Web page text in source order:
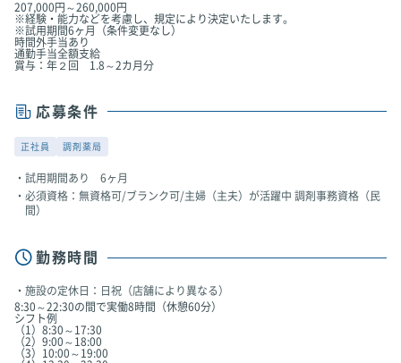
207,000円～260,000円
※経験・能力などを考慮し、規定により決定いたします。
※試用期間6ヶ月（条件変更なし）
時間外手当あり
通勤手当全額支給
賞与：年２回 1.8～2カ月分
応募条件
正社員 調剤薬局
試用期間あり 6ヶ月
必須資格：無資格可/ブランク可/主婦（主夫）が活躍中 調剤事務資格（民
間）
勤務時間
施設の定休日：日祝（店舗により異なる）
8:30～22:30の間で実働8時間（休憩60分）
シフト例
（1）8:30～17:30
（2）9:00～18:00
（3）10:00～19:00